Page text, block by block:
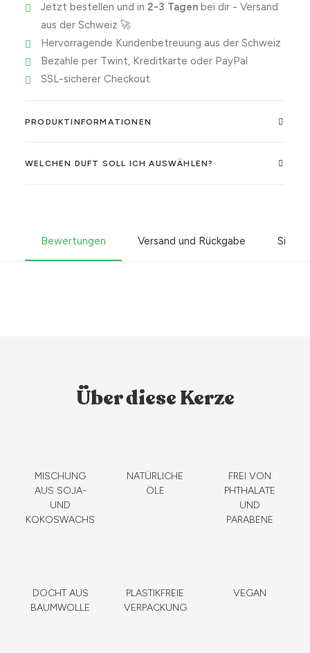
MengeJetzt bestellen und in 2-3 Tagenbei dir - Versand
aus der Schweiz 🚀
Hervorragende Kundenbetreuung aus der Schweiz
Bezahle per Twint, Kreditkarte oder PayPal
SSL-sicherer Checkout
PRODUKTINFORMATIONEN
WELCHEN DUFT SOLL ICH AUSWÄHLEN?
Bewertungen Versand und Rückgabe
Über diese Kerze
MISCHUNG
AUS SOJA-
UND
KOKOSWACHS
NATÜRLICHE
ÖLE
FREI VON
PHTHALATE
UND
PARABENE
DOCHT AUS
BAUMWOLLE
PLASTIKFREIE
VERPACKUNG
VEGAN